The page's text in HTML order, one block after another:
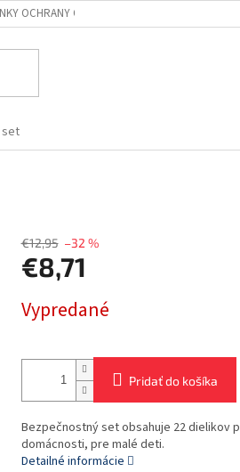
OCHRANY OSOBNÝCH ÚDAJOV
set
€12,95 –32 %
€8,71
cena:
Vypredané
Pridať do košíka
Bezpečnostný set obsahuje 22 dielikov
domácnosti, pre malé deti.
Detailné informácie